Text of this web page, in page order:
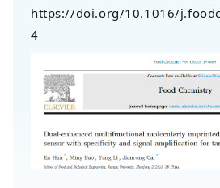
https://doi.org/10.1016/
4